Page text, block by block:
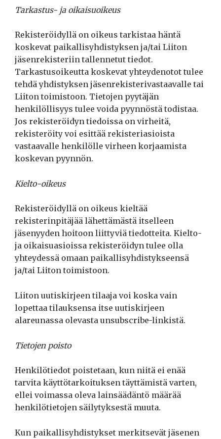
Tarkastus- ja oikaisuoikeus
Rekisteröidyllä on oikeus tarkistaa häntä
koskevat paikallisyhdistyksen ja/tai Liiton
jäsenrekisteriin tallennetut tiedot.
Tarkastusoikeutta koskevat yhteydenotot tulee
tehdä yhdistyksen jäsenrekisterivastaavalle tai
Liiton toimistoon. Tietojen pyytäjän
henkilöllisyys tulee voida pyynnöstä todistaa.
Jos rekisteröidyn tiedoissa on virheitä,
rekisteröity voi esittää rekisteriasioista
vastaavalle henkilölle virheen korjaamista
koskevan pyynnön.
Kielto-oikeus
Rekisteröidyllä on oikeus kieltää
rekisterinpitäjää lähettämästä itselleen
jäsenyyden hoitoon liittyviä tiedotteita. Kielto-
ja oikaisuasioissa rekisteröidyn tulee olla
yhteydessä omaan paikallisyhdistykseensä
ja/tai Liiton toimistoon.
Liiton uutiskirjeen tilaaja voi koska vain
lopettaa tilauksensa itse uutiskirjeen
alareunassa olevasta unsubscribe-linkistä.
Tietojen poisto
Henkilötiedot poistetaan, kun niitä ei enää
tarvita käyttötarkoituksen täyttämistä varten,
ellei voimassa oleva lainsäädäntö määrää
henkilötietojen säilytyksestä muuta.
Kun paikallisyhdistykset merkitsevät jäsenen